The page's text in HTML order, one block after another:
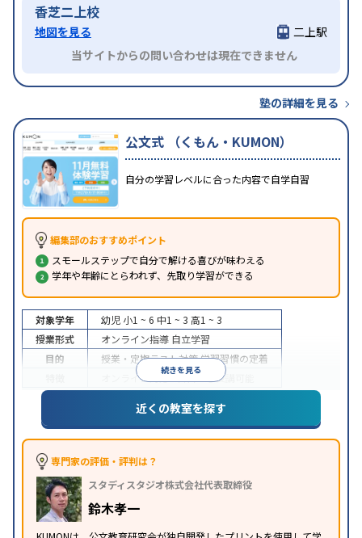
香芝二上校
地図を見る
二上駅
当サイトからの問い合わせは現在できません
塾の詳細を見る
公文式 （くもん・KUMON）
自分の学習レベルに合った内容で自学自習
編集部のおすすめポイント
スモールステップで自分で解ける喜びが味わえる
学年や年齢にとらわれず、先取り学習ができる
続きを見る
対象学年 幼児 小1 ~ 6 中1 ~ 3 高1 ~ 3
授業形式
オンライン指導 自立学習
目的
授業・定期テスト対策学習習慣の定着
オンライン対応1科目から受講可能
近くの教室を探す
専門家の評価・評判は？
スタディスタジオ株式会社代表取締役
鈴木孝一